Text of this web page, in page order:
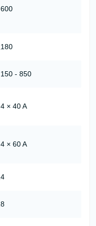
600
180
150 - 850
4 × 40 A
4 × 60 A
4
8